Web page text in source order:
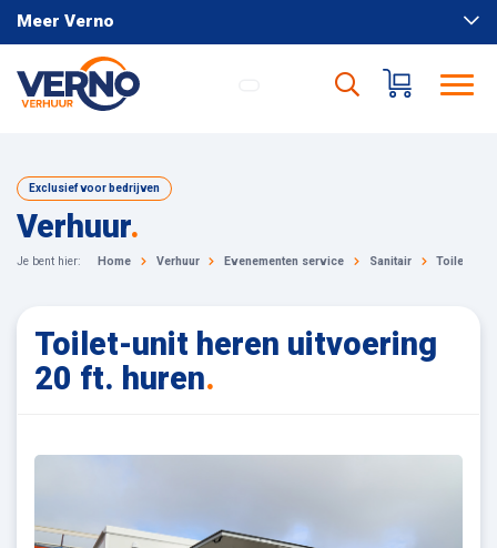
Meer Verno
Exclusief voor bedrijven
Verhuur.
Je bent hier: Home Verhuur Evenementen service Sanitair Toilet-unit
Toilet-unit heren uitvoering
20 ft. huren.